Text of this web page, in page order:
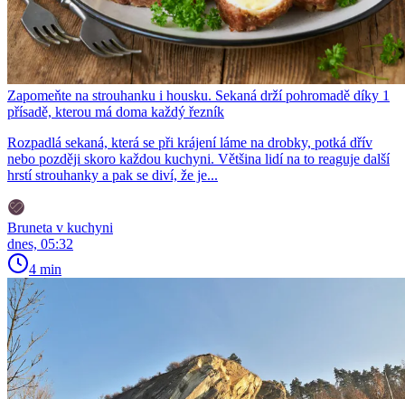
Zapomeňte na strouhanku i housku. Sekaná drží pohromadě díky 1
přísadě, kterou má doma každý řezník
Rozpadlá sekaná, která se při krájení láme na drobky, potká dřív
nebo později skoro každou kuchyni. Většina lidí na to reaguje další
hrstí strouhanky a pak se diví, že je...
Bruneta v kuchyni
dnes, 05:32
4 min